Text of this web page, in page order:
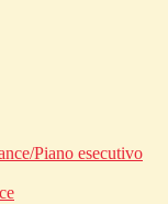
Piano esecutivo